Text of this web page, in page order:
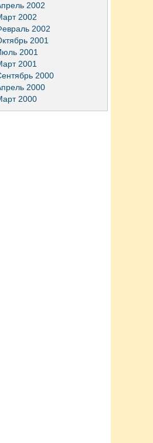
2002
2002
2002
2001
2001
2001
2000
2000
2000